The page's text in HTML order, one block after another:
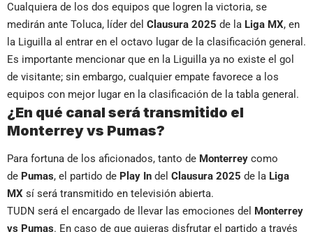
Cualquiera de los dos equipos que logren la victoria, se
medirán ante Toluca, líder del Clausura 2025 de la Liga MX, en
la Liguilla al entrar en el octavo lugar de la clasificación general.
Es importante mencionar que en la Liguilla ya no existe el gol
de visitante; sin embargo, cualquier empate favorece a los
equipos con mejor lugar en la clasificación de la tabla general.
¿En qué canal será transmitido el
Monterrey vs Pumas?
Para fortuna de los aficionados, tanto de Monterrey como
de Pumas, el partido de Play In del Clausura 2025 de la Liga
MX sí será transmitido en televisión abierta.
TUDN será el encargado de llevar las emociones del Monterrey
vs Pumas. En caso de que quieras disfrutar el partido a través